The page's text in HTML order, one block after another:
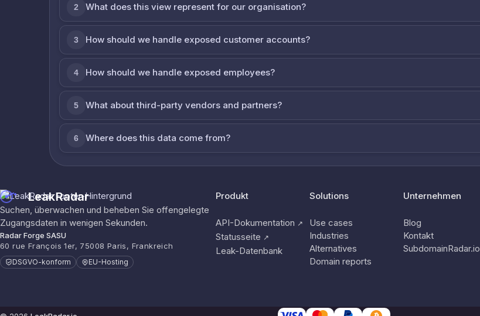
2 What does this view represent for our organisation?
3 How should we handle exposed customer accounts?
4 How should we handle exposed employees?
5 What about third-party vendors and partners?
6 Where does this data come from?
LeakRadar
Suchen, überwachen und beheben Sie offengelegte
Zugangsdaten in wenigen Sekunden.
Radar Forge SASU
60 rue François 1er, 75008 Paris, Frankreich
DSGVO-konform EU-Hosting
Produkt
API-Dokumentation ↗
Statusseite ↗
Leak-Datenbank
Solutions
Use cases
Industries
Alternatives
Domain reports
Unternehmen
Blog
Kontakt
SubdomainRadar.io